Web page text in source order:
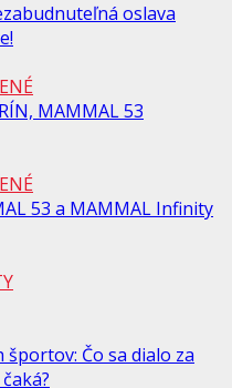
oslava
MAMMAL 53
53 a MAMMAL Infinity
športov: Čo sa dialo za